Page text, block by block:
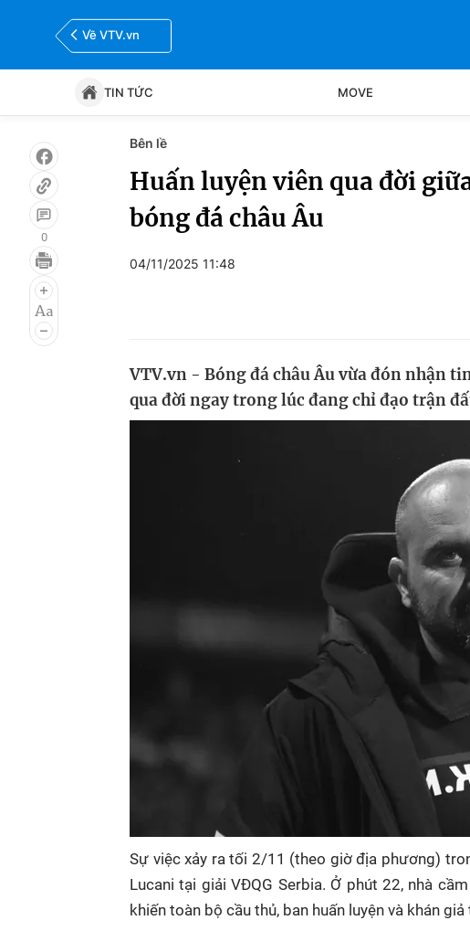
Về VTV.vn
TIN TỨC MOVE
Tin tức
Bóng đá Thể thao Điện tử
0
Bên lề
Huấn luyện viên qua đời
bóng đá châu Âu
04/11/2025 11:48
VTV.vn - Bóng đá châu Âu vừa đón nhận
qua đời ngay trong lúc đang chỉ đạo trận
Sự việc xảy ra tối 2/11 (theo giờ địa phương)
Lucani tại giải VĐQG Serbia. Ở phút 22, nhà
khiến toàn bộ cầu thủ, ban huấn luyện và khán